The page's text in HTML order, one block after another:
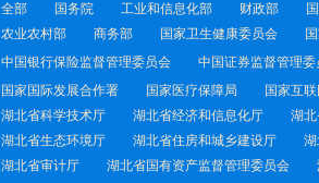
全部 国务院 工业和信息化部 财政部
农业农村部
商务部 国家卫生健康委员会
中国银行保险监督管理委员会
中国证券监督管理委
国家国际发展合作署
国家医疗保障局
国家互
湖北省科学技术厅
湖北省经济和信息化厅
湖
湖北省生态环境厅
湖北省住房和城乡建设厅
湖北省审计厅
湖北省国有资产监督管理委员会